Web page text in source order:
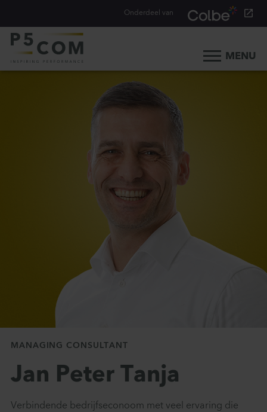
Onderdeel van
MENU
Werken bij P5COM
Alle consultancy vacatures
Traineeship Consultancy
MANAGING CONSULTANT
Jan Peter Tanja
Verbindende bedrijfseconoom met veel ervaring die